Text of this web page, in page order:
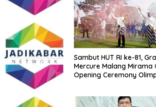
Sambut HUT RI ke-81,
Mercure Malang Mirama
Opening Ceremony